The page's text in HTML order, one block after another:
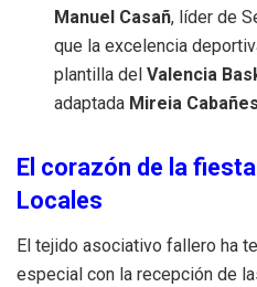
Manuel Casañ, líder de
que la excelencia
plantilla delValencia
adaptada Mireia
El corazón de la
Locales
El tejido asociativo fallero ha
especial con la recepción de